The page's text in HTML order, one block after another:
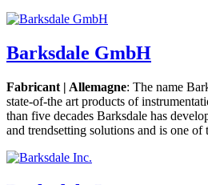
Barksdale GmbH
Fabricant | Allemagne: The name
state-of-the art products of
than five decades Barksdale has
and trendsetting solutions and is one of